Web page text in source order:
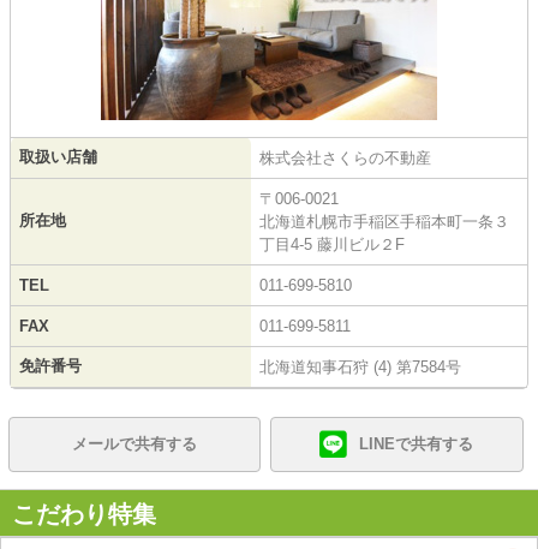
取扱い店舗 株式会社さくらの不動産
所在地
〒006-0021
北海道札幌市手稲区手稲本町一条３
丁目4-5 藤川ビル２F
TEL 011-699-5810
FAX 011-699-5811
免許番号 北海道知事石狩 (4) 第7584号
メールで共有する LINEで共有する
こだわり特集